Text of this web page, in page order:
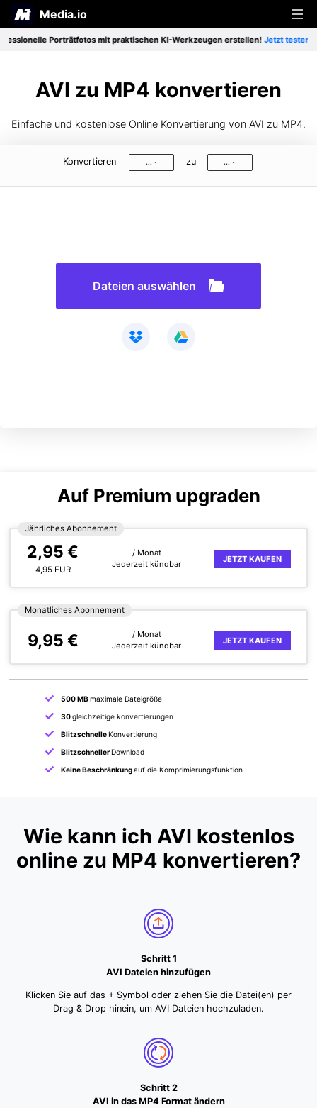
Media.io
Produkte
Beliebte Werkzeuge
Video-Werkzeuge
Lösung
Freiberufliche Tätigkeit
Porträtfotos mit praktischen KI-Werkzeugen erstellen!Jetzt testen>>
AVI zu MP4 konvertieren
Einfache und kostenlose Online Konvertierung von AVI zu MP4.
Konvertieren ... zu ...
Dateien auswählen
Auf Premium upgraden
Jährliches Abonnement
2,95 €
4,95 EUR
/ Monat
Jederzeit kündbar
JETZT KAUFEN
Monatliches Abonnement
9,95 €
/ Monat
Jederzeit kündbar
JETZT KAUFEN
500 MBmaximale Dateigröße
30gleichzeitige konvertierungen
Blitzschnelle Konvertierung
Blitzschneller Download
Keine Beschränkungauf die Komprimierungsfunktion
Wie kann ich AVI kostenlos
online zu MP4 konvertieren?
Schritt 1
AVI Dateien hinzufügen
Klicken Sie auf das + Symbol oder ziehen Sie die Datei(en) per
Drag & Drop hinein, um AVI Dateien hochzuladen.
Schritt 2
AVI in das MP4 Format ändern